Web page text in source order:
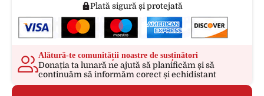
Plată sigură și protejată
Alătură-te comunității noastre de susținători
Donația ta lunară ne ajută să planificăm și să
continuăm să informăm corect și echidistant